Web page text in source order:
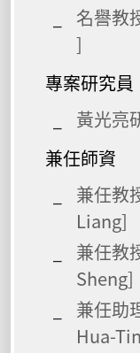
名譽教
]
專案研究員
黃光亮
兼任師資
兼任教
Liang]
兼任教
Sheng]
兼任助
Hua-